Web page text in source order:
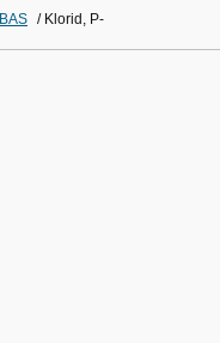
BAS / Klorid, P-